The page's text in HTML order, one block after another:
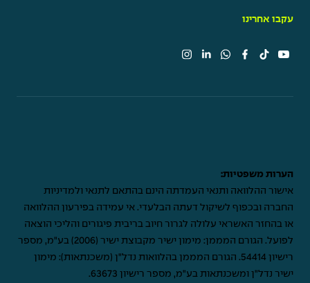
עקבו אחרינו
הערות משפטיות:
אישור ההלוואה ותנאי העמדתה הינם בהתאם לתנאי ולמדיניות
החברה ובכפוף לשיקול דעתה הבלעדי. אי עמידה בפירעון ההלוואה
או בהחזר האשראי עלולה לגרור חיוב בריבית פיגורים והליכי הוצאה
לפועל. הגורם המממן: מימון ישיר מקבוצת ישיר (2006) בע"מ, מספר
רישיון 54414. הגורם המממן בהלוואות נדל"ן (משכנתאות): מימון
ישיר נדל"ן ומשכנתאות בע"מ, מספר רישיון 63673.